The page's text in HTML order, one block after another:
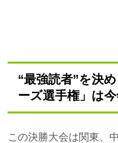
“最強読者”を決
ーズ選手権」は
この決勝大会は関東、